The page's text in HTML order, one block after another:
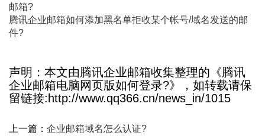
邮箱?
腾讯企业邮箱如何添加黑名单拒收某个帐号/域名发送的邮
件?
声明：本文由腾讯企业邮箱收集整理的《腾讯
企业邮箱电脑网页版如何登录?》，如转载请保
留链接:http://www.qq366.cn/news_in/1015
上一篇： 企业邮箱域名怎么认证?